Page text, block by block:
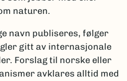
naturen.
navn publiseres, følger
gitt av internasjonale
Forslag til norske eller
avklares alltid med